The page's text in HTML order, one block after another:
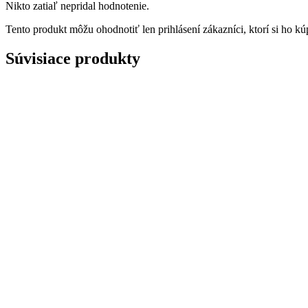
Nikto zatiaľ nepridal hodnotenie.
Tento produkt môžu ohodnotiť len prihlásení zákazníci, ktorí si ho
Súvisiace produkty